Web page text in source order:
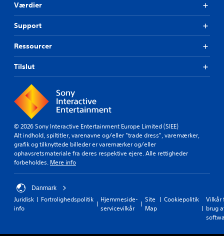
Værdier
Support
Ressourcer
Tilslut
© 2026 Sony Interactive Entertainment Europe Limited (SIEE)
Alt indhold, spiltitler, varenavne og/eller "trade dress", varemærker,
grafik og tilknyttede billeder er varemærker og/eller
ophavsretsmateriale fra deres respektive ejere. Alle rettigheder
forbeholdes. Mere info
Danmark
Juridisk
info
Fortrolighedspolitik
Hjemmeside-
servicevilkår
Site
Map
Cookiepolitik
Vilkår
brug